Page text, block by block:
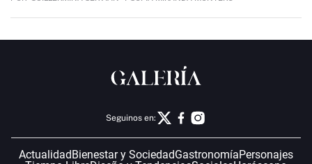
Seguinos en:
Actualidad Bienestar y SociedadGastronomíaPersonajes